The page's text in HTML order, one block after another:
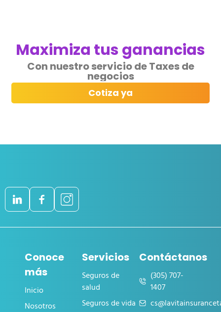
Maximiza tus ganancias
Con nuestro servicio de Taxes de
negocios
Cotiza ya
Conoce
más
Inicio
Nosotros
Servicios
Seguros de
salud
Seguros de vida
Contáctanos
(305) 707-
1407